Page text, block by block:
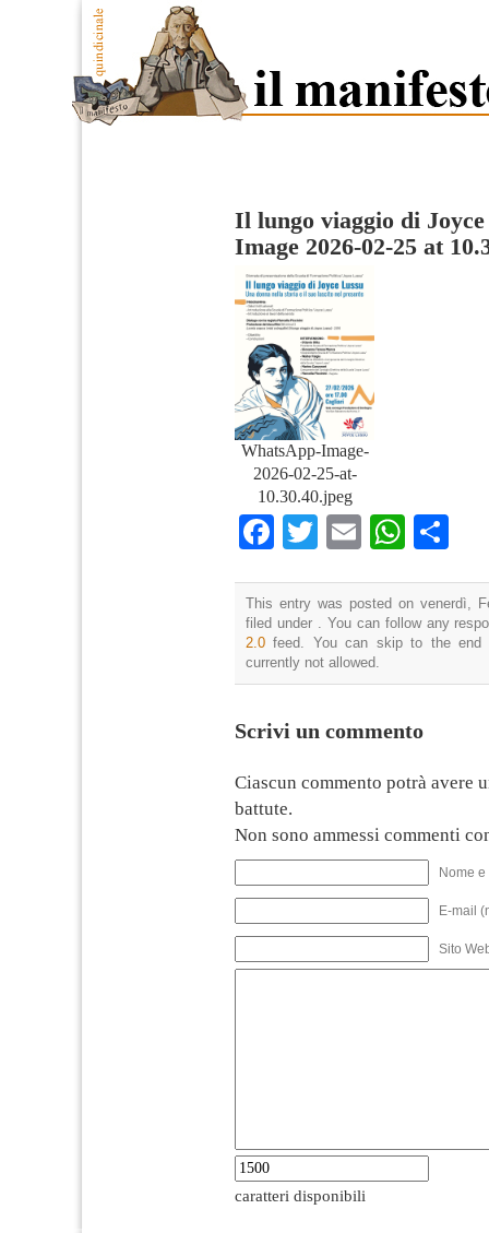
Il lungo viaggio di
Image 2026-02-25 at
WhatsApp-Image-
2026-02-25-at-
10.30.40.jpeg
Facebook
TwitterEmail
This entry was posted on venerdì,
filed under . You can follow any
2.0 feed. You can skip to the end
currently not allowed.
Scrivi un commento
Ciascun commento potrà avere
battute.
Non sono ammessi commenti
Nome
E-mail
Sito
caratteri disponibili